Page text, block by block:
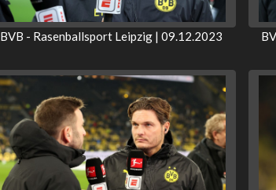
BVB - Rasenballsport Leipzig | 09.12.2023